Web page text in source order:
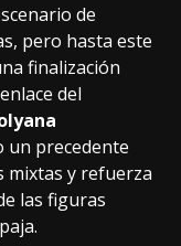
de
pero hasta este
finalización
del
un precedente
mixtas y refuerza
las figuras